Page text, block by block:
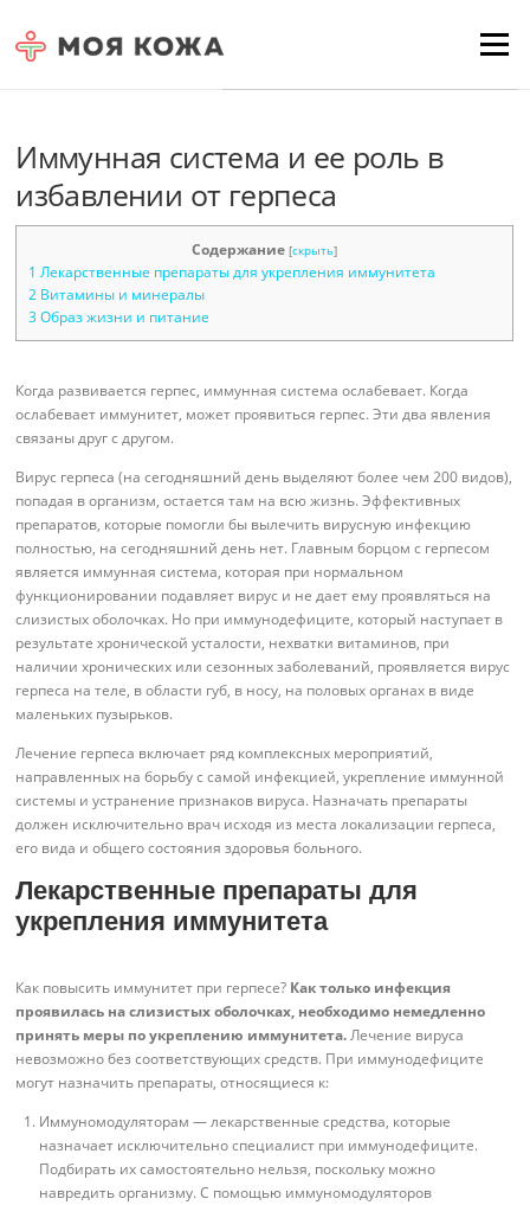
Menu
Иммунная система и ее роль в
избавлении от герпеса
Содержание [скрыть]
1 Лекарственные препараты для укрепления иммунитета
2 Витамины и минералы
3 Образ жизни и питание
Когда развивается герпес, иммунная система ослабевает. Когда
ослабевает иммунитет, может проявиться герпес. Эти два явления
связаны друг с другом.
Вирус герпеса (на сегодняшний день выделяют более чем 200 видов),
попадая в организм, остается там на всю жизнь. Эффективных
препаратов, которые помогли бы вылечить вирусную инфекцию
полностью, на сегодняшний день нет. Главным борцом с герпесом
является иммунная система, которая при нормальном
функционировании подавляет вирус и не дает ему проявляться на
слизистых оболочках. Но при иммунодефиците, который наступает в
результате хронической усталости, нехватки витаминов, при
наличии хронических или сезонных заболеваний, проявляется вирус
герпеса на теле, в области губ, в носу, на половых органах в виде
маленьких пузырьков.
Лечение герпеса включает ряд комплексных мероприятий,
направленных на борьбу с самой инфекцией, укрепление иммунной
системы и устранение признаков вируса. Назначать препараты
должен исключительно врач исходя из места локализации герпеса,
его вида и общего состояния здоровья больного.
Лекарственные препараты для
укрепления иммунитета
Как повысить иммунитет при герпесе? Как только инфекция
проявилась на слизистых оболочках, необходимо немедленно
принять меры по укреплению иммунитета.Лечение вируса
невозможно без соответствующих средств. При иммунодефиците
могут назначить препараты, относящиеся к:
Иммуномодуляторам — лекарственные средства, которые
назначает исключительно специалист при иммунодефиците.
Подбирать их самостоятельно нельзя, поскольку можно
навредить организму. С помощью иммуномодуляторов
Для любых предложений по